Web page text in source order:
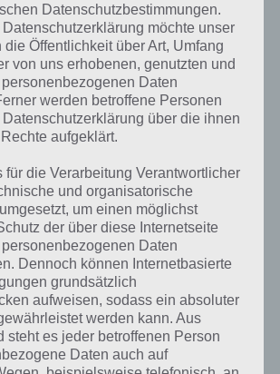
zum neuen Ort in Die
Mobile schaltest du weitere Orte frei, zu
wenig später den Marktplatz. Beim
erstes das Restaurant kostenlos freischalten
Geschichten starten und einen Job
Sim, welchem du einen neuen Job zuweisen
zu tun hat und in keinem Ereignis ist.
Ort.
deinen Sim unten aus der Leiste aus, welchem
möchtest. Ist dieser noch nicht am Ort,
an und sage dann “Herbeirufen”!
Datenschutzbestimmungen.
möchte unser
die Öffentlichkeit über Art, Umfang
von uns erhobenen, genutzten und
Daten
werden betroffene Personen
über die ihnen
aufgeklärt.
für die Verarbeitung Verantwortlicher
und organisatorische
um einen möglichst
der über diese Internetseite
Daten
Dennoch können Internetbasierte
grundsätzlich
aufweisen, sodass ein absoluter
werden kann. Aus
steht es jeder betroffenen Person
Daten auch auf